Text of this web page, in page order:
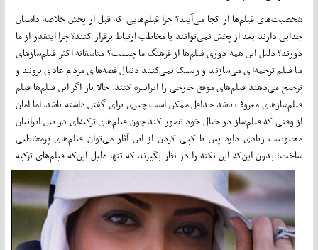
شخصیت‌های فیلم‌ها از کجا می‌آیند؟ چرا فیلم‌هایی که قبل از پخش خلاصه داستان
جذابی دارند بعد از پخش نمی‌توانند با مخاطب ارتباط برقرار کنند؟ چرا اینقدر از ما
دورند؟ دلیل این همه دوری فیلم‌ها از فرهنگ ما چیست؟ متاسفانه اکثر فیلم‌سازهای
ما فیلم ترجمه‌ای می‌سازند و ریسک نمی‌کنند دنبال قصه‌های مردم عادی بروند و
ترجیح می‌دهند فیلم‌های موفق خارجی را ایرانیزه کنند. حالا باز اگر این فیلم‌ها فیلم‌
فیلم‌سازهای معروف باشد حداقل ممکن است چیزی برای گفتن داشته باشد. اما امان
از وقتی که فیلم‌ساز در خیال خود تصور کند چون فیلم‌های ترکیه‌ای در بین ایرانیان
محبوبیت زیادی دارد پس با کپی کردن از این آثار می‌توان فیلم‌های پرمخاطبی
ساخت؛ بدون این‌که این نکته را در نظر بگیرند که تنها دلیل این‌کهفیلم‌های ترکیه